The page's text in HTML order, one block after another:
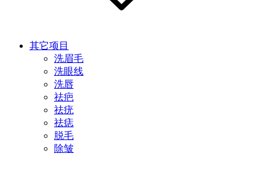
其它项目
洗眉毛
洗眼线
洗唇
祛疤
祛疣
祛痣
脱毛
除皱